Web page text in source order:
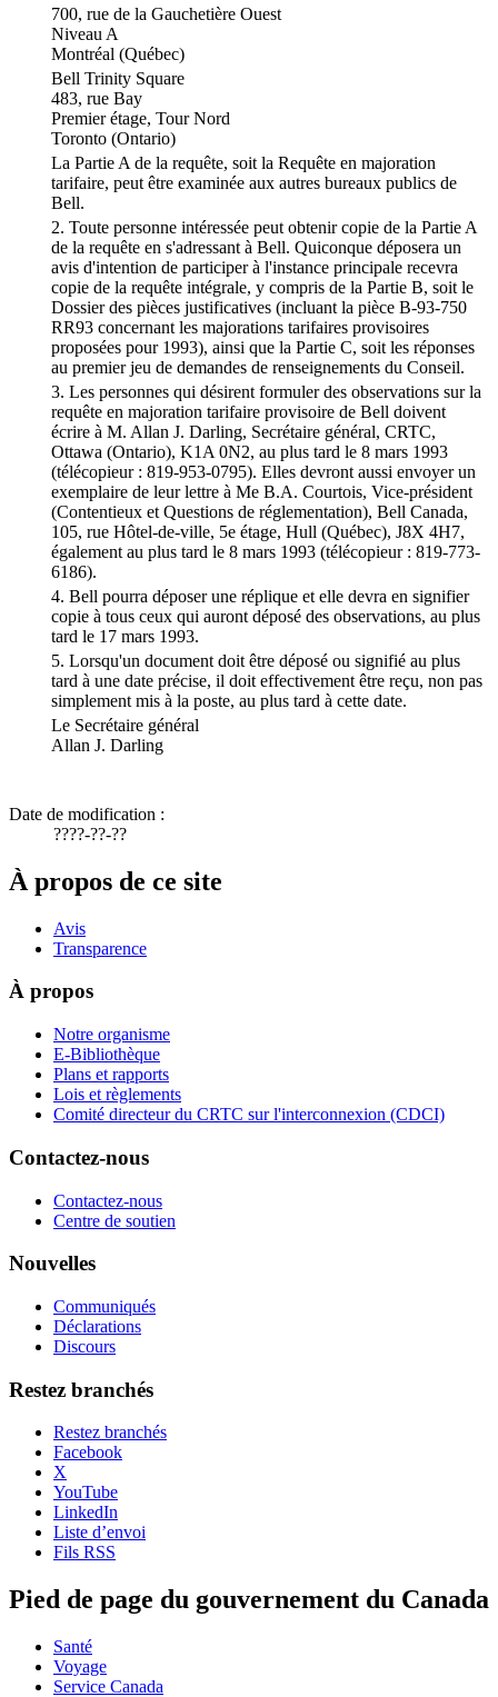
700, rue de la Gauchetière Ouest
Niveau A
Montréal (Québec)
Bell Trinity Square
483, rue Bay
Premier étage, Tour Nord
Toronto (Ontario)
La Partie A de la requête, soit la Requête en majoration
tarifaire, peut être examinée aux autres bureaux publics de
Bell.
2. Toute personne intéressée peut obtenir copie de la Partie A
de la requête en s'adressant à Bell. Quiconque déposera un
avis d'intention de participer à l'instance principale recevra
copie de la requête intégrale, y compris de la Partie B, soit le
Dossier des pièces justificatives (incluant la pièce B-93-750
RR93 concernant les majorations tarifaires provisoires
proposées pour 1993), ainsi que la Partie C, soit les réponses
au premier jeu de demandes de renseignements du Conseil.
3. Les personnes qui désirent formuler des observations sur la
requête en majoration tarifaire provisoire de Bell doivent
écrire à M. Allan J. Darling, Secrétaire général, CRTC,
Ottawa (Ontario), K1A 0N2, au plus tard le 8 mars 1993
(télécopieur : 819-953-0795). Elles devront aussi envoyer un
exemplaire de leur lettre à Me B.A. Courtois, Vice-président
(Contentieux et Questions de réglementation), Bell Canada,
105, rue Hôtel-de-ville, 5e étage, Hull (Québec), J8X 4H7,
également au plus tard le 8 mars 1993 (télécopieur : 819-773-
6186).
4. Bell pourra déposer une réplique et elle devra en signifier
copie à tous ceux qui auront déposé des observations, au plus
tard le 17 mars 1993.
5. Lorsqu'un document doit être déposé ou signifié au plus
tard à une date précise, il doit effectivement être reçu, non pas
simplement mis à la poste, au plus tard à cette date.
Le Secrétaire général
Allan J. Darling
Date de modification :
????-??-??
À propos de ce site
Avis
Transparence
À propos
Notre organisme
E-Bibliothèque
Plans et rapports
Lois et règlements
Comité directeur du CRTC sur l'interconnexion (CDCI)
Contactez-nous
Contactez-nous
Centre de soutien
Nouvelles
Communiqués
Déclarations
Discours
Restez branchés
Restez branchés
Facebook
X
YouTube
LinkedIn
Liste d’envoi
Fils RSS
Pied de page du gouvernement du Canada
Santé
Voyage
Service Canada